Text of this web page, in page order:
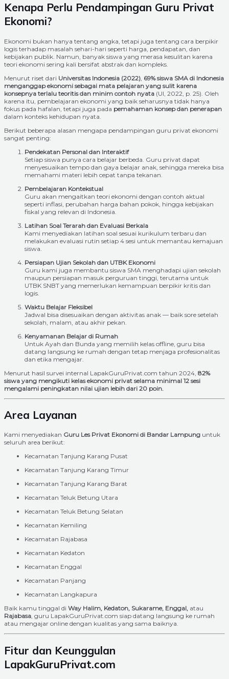
Kenapa Perlu Pendampingan Guru Privat
Ekonomi?
Ekonomi bukan hanya tentang angka, tetapi juga tentang cara berpikir
logis terhadap masalah sehari-hari seperti harga, pendapatan, dan
kebijakan publik. Namun, banyak siswa yang merasa kesulitan karena
teori ekonomi sering kali bersifat abstrak dan kompleks.
Menurut riset dari Universitas Indonesia (2022) 69% siswa SMA di Indonesia
menganggap ekonomi sebagai mata pelajaran yang sulit karena
konsepnya terlalu teoritis dan minim contoh nyata (UI, 2022, p. 25). Oleh
karena itu, pembelajaran ekonomi yang baik seharusnya tidak hanya
fokus pada hafalan, tetapi juga pada pemahaman konsep dan penerapan
dalam konteks kehidupan nyata.
Berikut beberapa alasan mengapa pendampingan guru privat ekonomi
sangat penting:
Pendekatan Personal dan Interaktif
Setiap siswa punya cara belajar berbeda. Guru privat dapat
menyesuaikan tempo dan gaya belajar anak, sehingga mereka bisa
memahami materi lebih cepat tanpa tekanan.
Pembelajaran Kontekstual
Guru akan mengaitkan teori ekonomi dengan contoh aktual
seperti inflasi, perubahan harga bahan pokok, hingga kebijakan
fiskal yang relevan di Indonesia.
Latihan Soal Terarah dan Evaluasi Berkala
Kami menyediakan latihan soal sesuai kurikulum terbaru dan
melakukan evaluasi rutin setiap 4 sesi untuk memantau kemajuan
siswa.
Persiapan Ujian Sekolah dan UTBK Ekonomi
Guru kami juga membantu siswa SMA menghadapi ujian sekolah
maupun persiapan masuk perguruan tinggi, terutama untuk
UTBK SNBT yang memerlukan kemampuan berpikir kritis dan
logis.
Waktu Belajar Fleksibel
Jadwal bisa disesuaikan dengan aktivitas anak — baik sore setelah
sekolah, malam, atau akhir pekan.
Kenyamanan Belajar di Rumah
Untuk Ayah dan Bunda yang memilih kelas offline, guru bisa
datang langsung ke rumah dengan tetap menjaga profesionalitas
dan etika mengajar.
Menurut hasil survei internal LapakGuruPrivat.com tahun 2024, 82%
siswa yang mengikuti kelas ekonomi privat selama minimal 12 sesi
mengalami peningkatan nilai ujian lebih dari 20 poin.
Area Layanan
Kami menyediakan Guru Les Privat Ekonomi di Bandar Lampung untuk
seluruh area berikut:
Kecamatan Tanjung Karang Pusat
Kecamatan Tanjung Karang Timur
Kecamatan Tanjung Karang Barat
Kecamatan Teluk Betung Utara
Kecamatan Teluk Betung Selatan
Kecamatan Kemiling
Kecamatan Rajabasa
Kecamatan Kedaton
Kecamatan Enggal
Kecamatan Panjang
Kecamatan Langkapura
Baik kamu tinggal di Way Halim, Kedaton, Sukarame, Enggal, atau
Rajabasa, guru LapakGuruPrivat.com siap datang langsung ke rumah
atau mengajar online dengan kualitas yang sama baiknya.
Fitur dan Keunggulan
LapakGuruPrivat.com